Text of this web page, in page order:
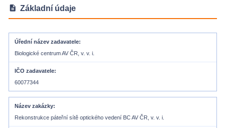
description Základní údaje
Úřední název zadavatele
Biologické centrum AV ČR, v. v. i.
IČO zadavatele
60077344
Název zakázky
Rekonstrukce páteřní sítě optického vedení BC AV ČR, v. v. i.